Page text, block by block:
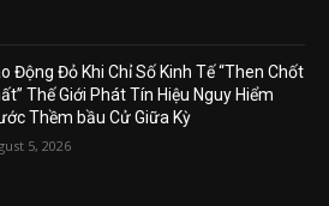
Động Đỏ Khi Chỉ Số Kinh Tế “Then Chốt
Thế Giới Phát Tín Hiệu Nguy Hiểm
Thềm bầu Cử Giữa Kỳ
5, 2026